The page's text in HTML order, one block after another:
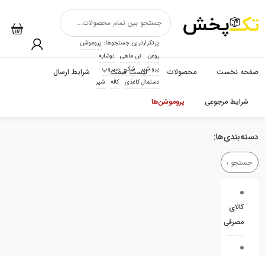
پرتکرارترین جستجوها: پروموشن
روغن
تن ماهی
نوشابه
پرو شیر
شکر
سیروپ
دستمال کاغذی
کاله شیر
صفحه نخست محصولات لیست قیمت شرایط ارسال
شرایط مرجوعی پروموشن‌ها
دسته‌بندی‌ها:
کالای
مصرفی